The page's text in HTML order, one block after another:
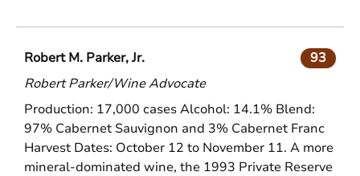
93
Robert M. Parker, Jr.
Robert Parker/Wine Advocate
Production: 17,000 cases Alcohol: 14.1% Blend:
97% Cabernet Sauvignon and 3% Cabernet Franc
Harvest Dates: October 12 to November 11. A more
mineral-dominated wine, the 1993 Private Reserve